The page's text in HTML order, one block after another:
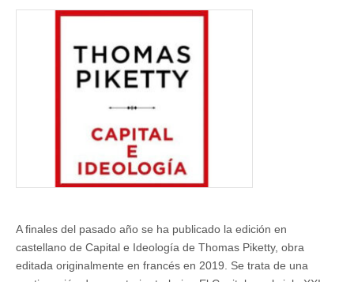
A finales del pasado año se ha publicado la edición en
castellano de Capital e Ideología de Thomas Piketty, obra
editada originalmente en francés en 2019. Se trata de una